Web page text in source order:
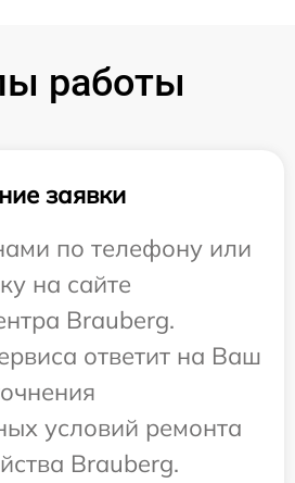
работы
заявки
по телефону или
на сайте
Brauberg.
ответит на Ваш
условий ремонта
Brauberg.